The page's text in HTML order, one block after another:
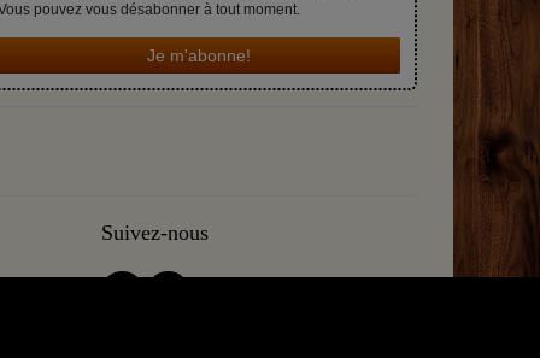
pouvez vous désabonner à tout moment.
Je m'abonne!
Suivez-nous